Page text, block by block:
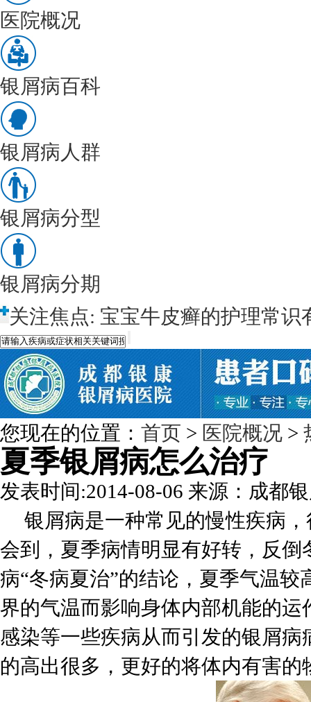
医院概况
银屑病百科
银屑病人群
银屑病分型
银屑病分期
关注焦点: 宝宝牛皮癣的护理常识
您现在的位置： 首页 > 医院概况 >
夏季银屑病怎么治疗
发表时间:2014-08-06 来源：成都
银屑病是一种常见的慢性疾病，
会到，夏季病情明显有好转，反
病“冬病夏治”的结论，夏季气温
界的气温而影响身体内部机能的
感染等一些疾病从而引发的银屑
的高出很多，更好的将体内有害的